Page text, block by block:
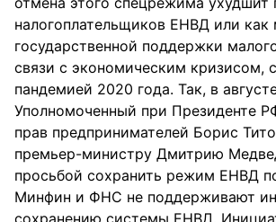
налогоплательщиков ЕНВД или как
государственной поддержки
связи с экономическим кризисом,
пандемией 2020 года. Так, в
Уполномоченный при Президенте
прав предпринимателей Борис
премьер-министру Дмитрию
просьбой сохранить режим ЕНВД
Минфин и ФНС не поддерживают
сохранению системы ЕНВД.